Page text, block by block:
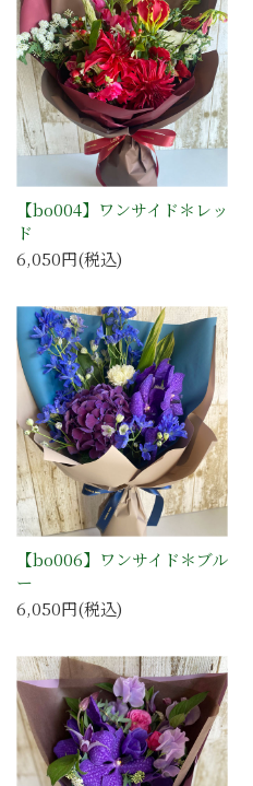
【bo004】ワンサイド＊レッ
ド
6,050円(税込)
【bo006】ワンサイド＊ブル
ー
6,050円(税込)